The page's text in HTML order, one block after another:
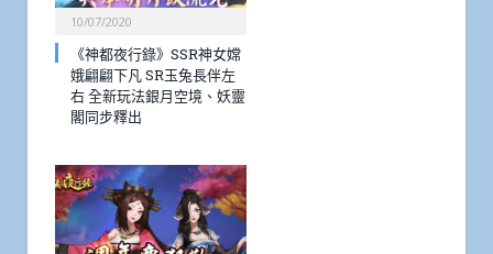
10/07/2020
《神都夜行錄》SSR神女嫦
娥翩翩下凡 SR玉兔長伴左
右 全新玩法銀月空境、妖靈
閣同步釋出